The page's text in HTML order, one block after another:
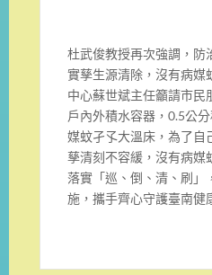
杜武俊教授再次強調，防
實孳生源清除，沒有病媒
中心蘇世斌主任籲請市民
戶內外積水容器，0.5公
媒蚊孑孓大溫床，為了自
孳清刻不容緩，沒有病媒
落實「巡、倒、清、刷」
施，攜手齊心守護臺南健